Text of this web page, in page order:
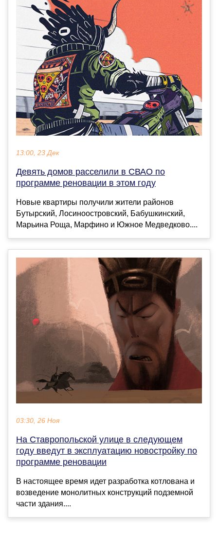
13:00, 23 Дек
Девять домов расселили в СВАО по
программе реновации в этом году
Новые квартиры получили жители районов
Бутырский, Лосиноостровский, Бабушкинский,
Марьина Роща, Марфино и Южное Медведково....
03:30, 26 Ноя
На Ставропольской улице в следующем
году введут в эксплуатацию новостройку по
программе реновации
В настоящее время идет разработка котлована и
возведение монолитных конструкций подземной
части здания....